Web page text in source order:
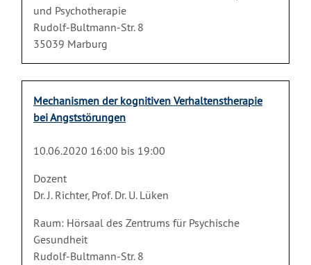
und Psychotherapie
Rudolf-Bultmann-Str. 8
35039 Marburg
Mechanismen der kognitiven Verhaltenstherapie
bei Angststörungen
10.06.2020 16:00 bis 19:00
Dozent
Dr. J. Richter, Prof. Dr. U. Lüken
Raum: Hörsaal des Zentrums für Psychische
Gesundheit
Rudolf-Bultmann-Str. 8